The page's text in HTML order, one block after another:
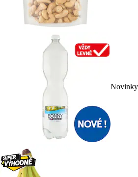
Novinky